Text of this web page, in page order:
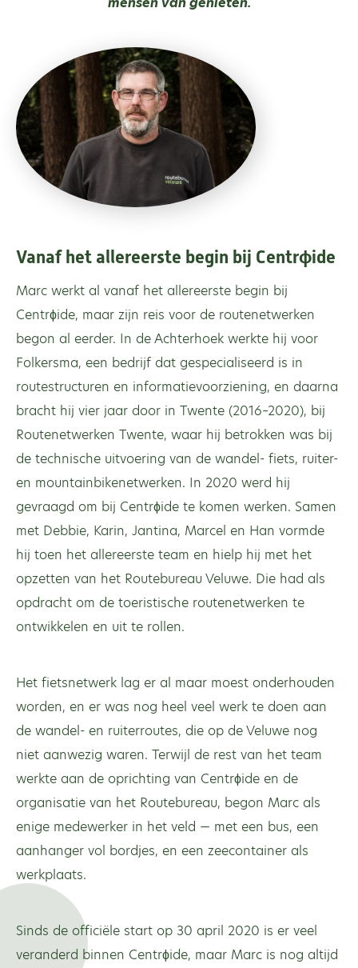
Vanaf het allereerste begin bij Centrϕide
Marc werkt al vanaf het allereerste begin bij
Centrϕide, maar zijn reis voor de routenetwerken
begon al eerder. In de Achterhoek werkte hij voor
Folkersma, een bedrijf dat gespecialiseerd is in
routestructuren en informatievoorziening, en daarna
bracht hij vier jaar door in Twente (2016–2020), bij
Routenetwerken Twente, waar hij betrokken was bij
de technische uitvoering van de wandel- fiets, ruiter-
en mountainbikenetwerken. In 2020 werd hij
gevraagd om bij Centrϕide te komen werken. Samen
met Debbie, Karin, Jantina, Marcel en Han vormde
hij toen het allereerste team en hielp hij met het
opzetten van het Routebureau Veluwe. Die had als
opdracht om de toeristische routenetwerken te
ontwikkelen en uit te rollen.
Het fietsnetwerk lag er al maar moest onderhouden
worden, en er was nog heel veel werk te doen aan
de wandel- en ruiterroutes, die op de Veluwe nog
niet aanwezig waren. Terwijl de rest van het team
werkte aan de oprichting van Centrϕide en de
organisatie van het Routebureau, begon Marc als
enige medewerker in het veld — met een bus, een
aanhanger vol bordjes, en een zeecontainer als
werkplaats.
Sinds de officiële start op 30 april 2020 is er veel
veranderd binnen Centrϕide, maar Marc is nog altijd